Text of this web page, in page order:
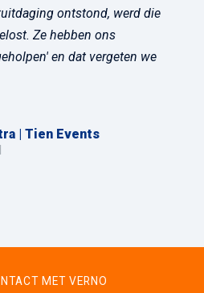
ontstond, werd die
Ze hebben ons
en dat vergeten we
| Tien Events
MET VERNO